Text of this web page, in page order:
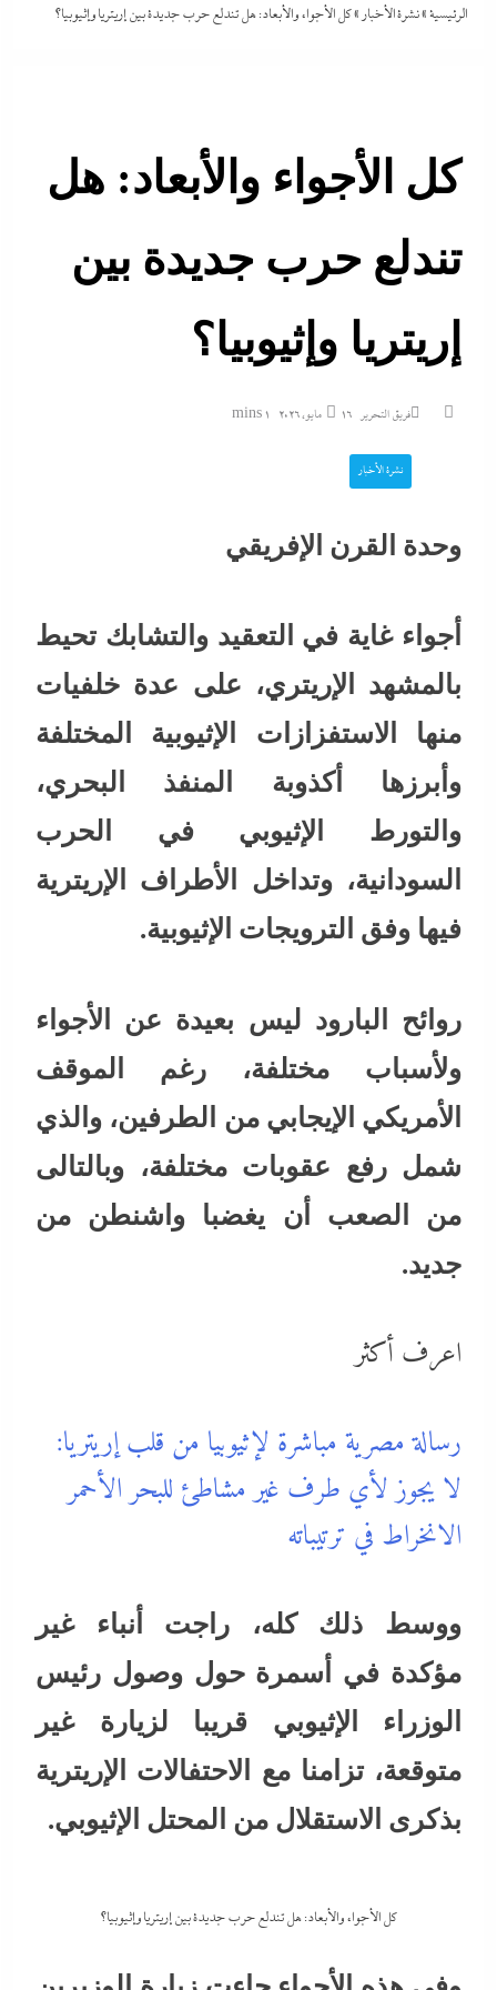
الرئيسية»نشرة الأخبار »كل الأجواء والأبعاد: هل تندلع حرب جديدة بين إريتريا وإثيوبيا؟
كل الأجواء والأبعاد: هل
تندلع حرب جديدة بين
إريتريا وإثيوبيا؟
فريق التحرير 16 مايو، 2026 1 mins
نشرة الأخبار
وحدة القرن الإفريقي
أجواء غاية في التعقيد والتشابك تحيط
بالمشهد الإريتري، على عدة خلفيات
منها الاستفزازات الإثيوبية المختلفة
وأبرزها أكذوبة المنفذ البحري،
والتورط الإثيوبي في الحرب
السودانية، وتداخل الأطراف الإريترية
فيها وفق الترويجات الإثيوبية.
روائح البارود ليس بعيدة عن الأجواء
ولأسباب مختلفة، رغم الموقف
الأمريكي الإيجابي من الطرفين، والذي
شمل رفع عقوبات مختلفة، وبالتالى
من الصعب أن يغضبا واشنطن من
جديد.
اعرف أكثر
رسالة مصرية مباشرة لإثيوبيا من قلب إريتريا:
لا يجوز لأي طرف غير مشاطئ للبحر الأحمر
الانخراط في ترتيباته
ووسط ذلك كله، راجت أنباء غير
مؤكدة في أسمرة حول وصول رئيس
الوزراء الإثيوبي قريبا لزيارة غير
متوقعة، تزامنا مع الاحتفالات الإريترية
بذكرى الاستقلال من المحتل الإثيوبي.
كل الأجواء والأبعاد: هل تندلع حرب جديدة بين إريتريا وإثيوبيا؟